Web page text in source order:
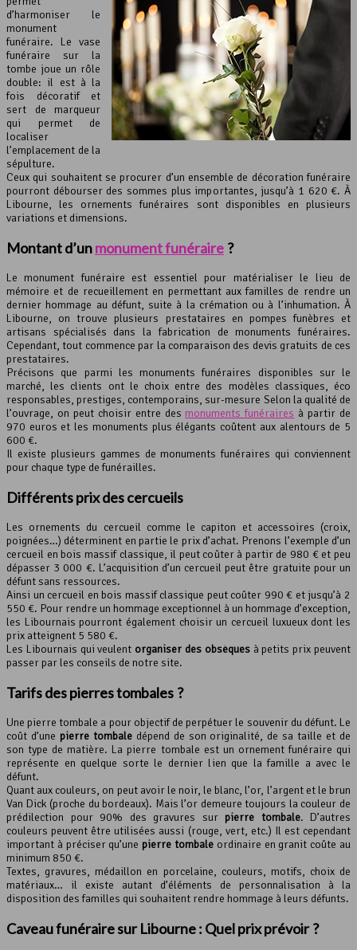
d’harmoniser le
monument
funéraire. Le vase
funéraire sur la
tombe joue un rôle
double: il est à la
fois décoratif et
sert de marqueur
qui permet de
localiser
l’emplacement de la
sépulture.
Ceux qui souhaitent se procurer d’un ensemble de décoration funéraire
pourront débourser des sommes plus importantes, jusqu’à 1 620 €. À
Libourne, les ornements funéraires sont disponibles en plusieurs
variations et dimensions.
Montant d’unmonument funéraire ?
Le monument funéraire est essentiel pour matérialiser le lieu de
mémoire et de recueillement en permettant aux familles de rendre un
dernier hommage au défunt, suite à la crémation ou à l’inhumation. À
Libourne, on trouve plusieurs prestataires en pompes funèbres et
artisans spécialisés dans la fabrication de monuments funéraires.
Cependant, tout commence par la comparaison des devis gratuits de ces
prestataires.
Précisons que parmi les monuments funéraires disponibles sur le
marché, les clients ont le choix entre des modèles classiques, éco
responsables, prestiges, contemporains, sur-mesure Selon la qualité de
l’ouvrage, on peut choisir entre des monuments funéraires à partir de
970 euros et les monuments plus élégants coûtent aux alentours de 5
600 €.
Il existe plusieurs gammes de monuments funéraires qui conviennent
pour chaque type de funérailles.
Différents prix des cercueils
Les ornements du cercueil comme le capiton et accessoires (croix,
poignées…) déterminent en partie le prix d’achat. Prenons l’exemple d’un
cercueil en bois massif classique, il peut coûter à partir de 980 € et peu
dépasser 3 000 €. L’acquisition d’un cercueil peut être gratuite pour un
défunt sans ressources.
Ainsi un cercueil en bois massif classique peut coûter 990 € et jusqu’à 2
550 €. Pour rendre un hommage exceptionnel à un hommage d’exception,
les Libournais pourront également choisir un cercueil luxueux dont les
prix atteignent 5 580 €.
Les Libournais qui veulent organiser des obsèquesà petits prix peuvent
passer par les conseils de notre site.
Tarifs des pierres tombales ?
Une pierre tombale a pour objectif de perpétuer le souvenir du défunt. Le
coût d’une pierre tombaledépend de son originalité, de sa taille et de
son type de matière. La pierre tombale est un ornement funéraire qui
représente en quelque sorte le dernier lien que la famille a avec le
défunt.
Quant aux couleurs, on peut avoir le noir, le blanc, l’or, l’argent et le brun
Van Dick (proche du bordeaux). Mais l’or demeure toujours la couleur de
prédilection pour 90% des gravures sur pierre tombale. D’autres
couleurs peuvent être utilisées aussi (rouge, vert, etc.) Il est cependant
important à préciser qu’une pierre tombale ordinaire en granit coûte au
minimum 850 €.
Textes, gravures, médaillon en porcelaine, couleurs, motifs, choix de
matériaux… il existe autant d’éléments de personnalisation à la
disposition des familles qui souhaitent rendre hommage à leurs défunts.
Caveau funéraire sur Libourne : Quel prix prévoir ?